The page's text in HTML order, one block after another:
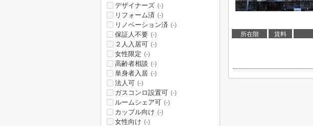
所在階 賃料
デザイナーズ (-)
リフォーム済 (-)
リノベーション済 (-)
保証人不要 (-)
２人入居可 (-)
女性限定 (-)
高齢者相談 (-)
単身者入居 (-)
法人可 (-)
ガスコンロ設置可 (-)
ルームシェア可 (-)
カップル向け (-)
女性向け (-)